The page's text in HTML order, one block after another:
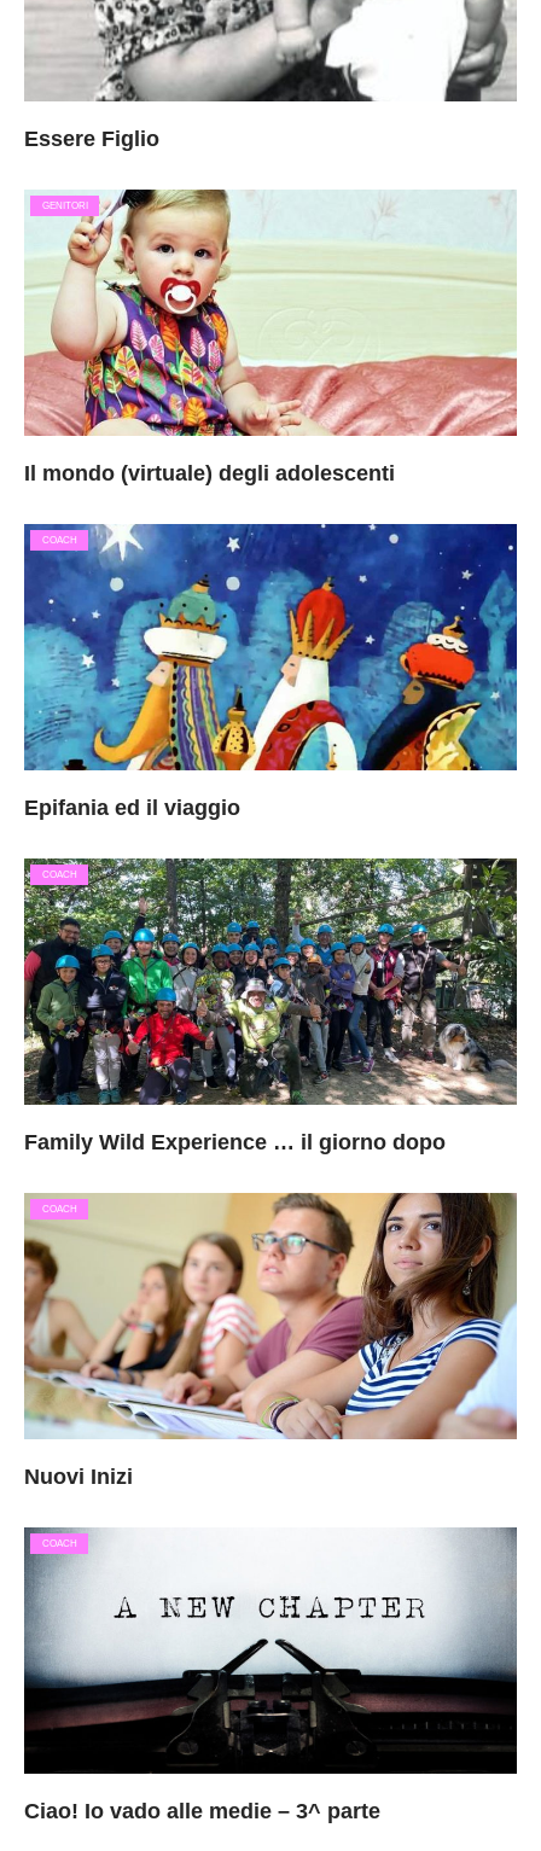
Essere Figlio
GENITORI
Il mondo (virtuale) degli adolescenti
COACH
Epifania ed il viaggio
COACH
Family Wild Experience … il giorno dopo
COACH
Nuovi Inizi
COACH
Ciao! Io vado alle medie – 3^ parte